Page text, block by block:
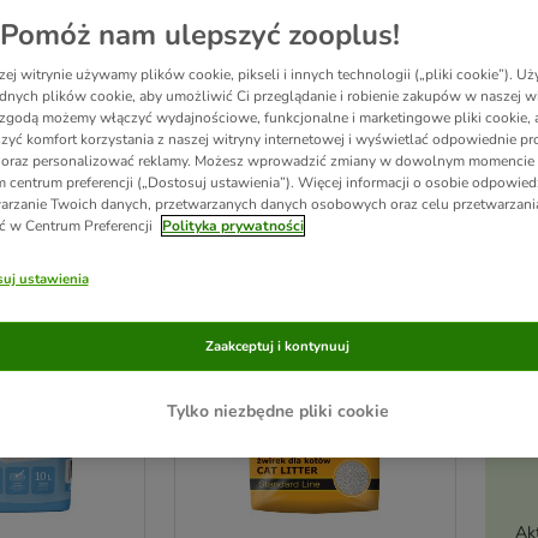
kotów Super Benek to wyroby charakteryzujące się regularnymi ziarnami o
zapachy, zapewniając ochronę antybakteryjną. Zbryla się, tworząc regularne
been changed
Pomóż nam ulepszyć zooplus!
witrynie używamy plików cookie, pikseli i innych technologii („pliki cookie”).
plików cookie, aby umożliwić Ci przeglądanie i robienie zakupów w naszej
możemy włączyć wydajnościowe, funkcjonalne i marketingowe pliki cookie,
komfort korzystania z naszej witryny internetowej i wyświetlać odpowiednie
oraz personalizować reklamy. Możesz wprowadzić zmiany w dowolnym momencie
centrum preferencji („Dostosuj ustawienia”). Więcej informacji o osobie
Twoich danych, przetwarzanych danych osobowych oraz celu
w Centrum Preferencji
Polityka prywatności
ustawienia
Tylko niezbędne pliki cookie
Zaakceptuj i kontynuuj